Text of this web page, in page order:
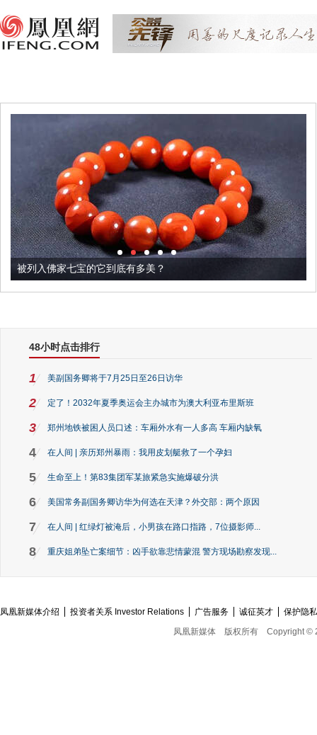
被列入佛家七宝的它到底有多美？
48小时点击排行
1 美副国务卿将于7月25日至26日访华
2 定了！2032年夏季奥运会主办城市为澳大利亚布里斯班
3 郑州地铁被困人员口述：车厢外水有一人多高 车厢内缺氧
4 在人间 | 亲历郑州暴雨：我用皮划艇救了一个孕妇
5 生命至上！第83集团军某旅紧急实施爆破分洪
6 美国常务副国务卿访华为何选在天津？外交部：两个原因
7 在人间 | 红绿灯被淹后，小男孩在路口指路，7位摄影师...
8 重庆姐弟坠亡案细节：凶手欲靠悲情蒙混 警方现场勘察发现...
凤凰新媒体介绍 投资者关系 Investor Relations 广告服务 诚征英才
保护隐
凤凰新媒体
版权所有 Copyright ©